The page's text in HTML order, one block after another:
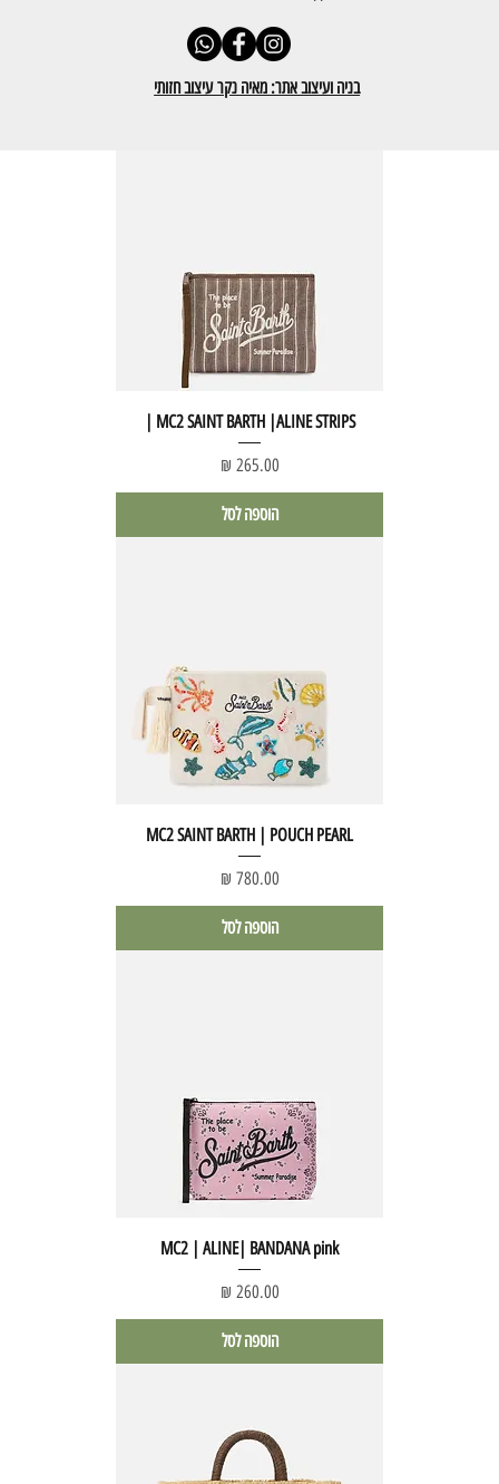
מחיר‏260.00 ‏₪
הוספה לסל
MC2 SAINT BARTH |ALINE STRIPS |
מחיר
הוספה לסל
MC2 SAINT BARTH | POUCH PEARL
מחיר
הוספה לסל
MC2 | ALINE| BANDANA pink
מחיר
הוספה לסל
בניה ועיצוב אתר: מאיה נקר עיצוב חזותי